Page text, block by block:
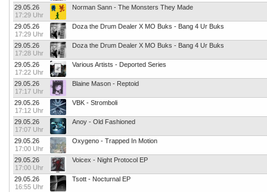
29.05.26
17:29 Uhr
Norman Sann - The Monsters They Made
29.05.26
17:29 Uhr
Doza the Drum Dealer X MO Buks - Bang 4 Ur Buks
29.05.26
17:28 Uhr
Doza the Drum Dealer X MO Buks - Bang 4 Ur Buks
29.05.26
17:22 Uhr
Various Artists - Deported Series
29.05.26
17:17 Uhr
Blaine Mason - Reptoid
29.05.26
17:12 Uhr
VBK - Stromboli
29.05.26
17:07 Uhr
Anoy - Old Fashioned
29.05.26
17:00 Uhr
Oxygeno - Trapped In Motion
29.05.26
17:00 Uhr
Voicex - Night Protocol EP
29.05.26
16:55 Uhr
Tsott - Nocturnal EP